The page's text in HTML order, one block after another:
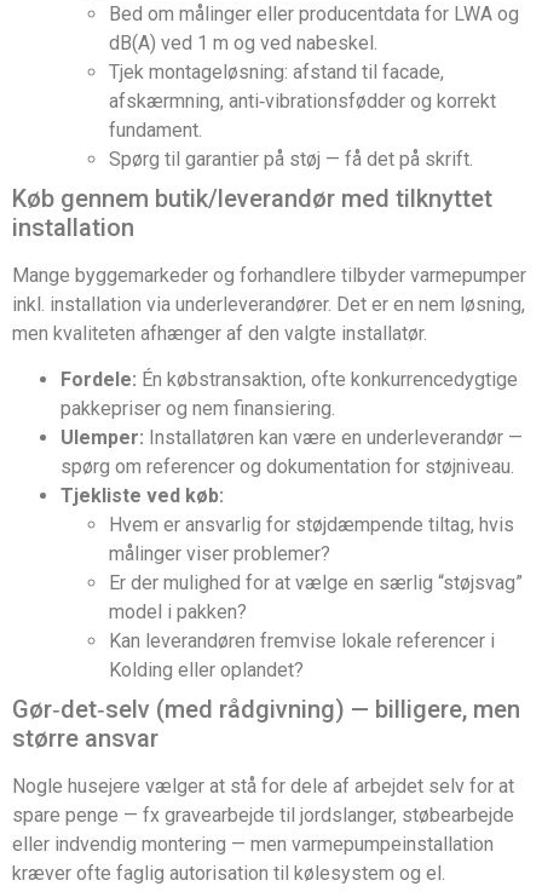
Bed om målinger eller producentdata for LWA og
dB(A) ved 1 m og ved nabeskel.
Tjek montageløsning: afstand til facade,
afskærmning, anti‑vibrationsfødder og korrekt
fundament.
Spørg til garantier på støj — få det på skrift.
Køb gennem butik/leverandør med tilknyttet
installation
Mange byggemarkeder og forhandlere tilbyder varmepumper
inkl. installation via underleverandører. Det er en nem løsning,
men kvaliteten afhænger af den valgte installatør.
Fordele: Én købstransaktion, ofte konkurrencedygtige
pakkepriser og nem finansiering.
Ulemper: Installatøren kan være en underleverandør —
spørg om referencer og dokumentation for støjniveau.
Tjekliste ved køb:
Hvem er ansvarlig for støjdæmpende tiltag, hvis
målinger viser problemer?
Er der mulighed for at vælge en særlig “støjsvag”
model i pakken?
Kan leverandøren fremvise lokale referencer i
Kolding eller oplandet?
Gør‑det‑selv (med rådgivning) — billigere, men
større ansvar
Nogle husejere vælger at stå for dele af arbejdet selv for at
spare penge — fx gravearbejde til jordslanger, støbearbejde
eller indvendig montering — men varmepumpeinstallation
kræver ofte faglig autorisation til kølesystem og el.